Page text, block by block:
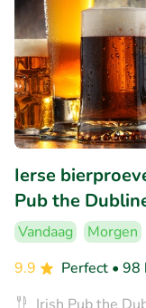
Ierse
Pub the
Vandaag Morgen
9.9
Perfect • 98